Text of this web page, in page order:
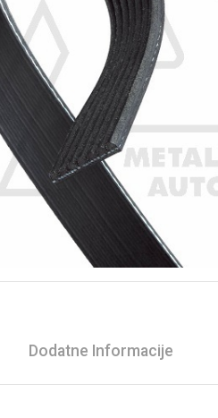
Dodatne Informacije